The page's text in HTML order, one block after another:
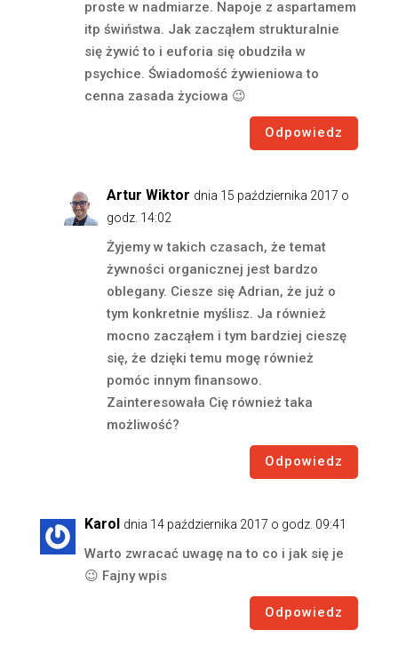
proste w nadmiarze. Napoje z aspartamem
itp świństwa. Jak zacząłem strukturalnie
się żywić to i euforia się obudziła w
psychice. Świadomość żywieniowa to
cenna zasada życiowa 😉
Odpowiedz
Artur Wiktor dnia 15 października 2017 o
godz. 14:02
Żyjemy w takich czasach, że temat
żywności organicznej jest bardzo
oblegany. Ciesze się Adrian, że już o
tym konkretnie myślisz. Ja również
mocno zacząłem i tym bardziej cieszę
się, że dzięki temu mogę również
pomóc innym finansowo.
Zainteresowała Cię również taka
możliwość?
Odpowiedz
Karol dnia 14 października 2017 o godz. 09:41
Warto zwracać uwagę na to co i jak się je
😉 Fajny wpis
Odpowiedz